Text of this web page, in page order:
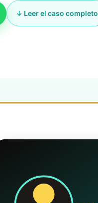
↓ Leer el caso completo